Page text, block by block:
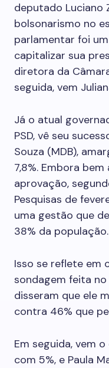
deputado Luciano
bolsonarismo no
parlamentar foi
capitalizar sua
diretora da
seguida, vem
Já o atual
PSD, vê seu
Souza (MDB),
7,8%. Embora
aprovação,
Pesquisas de
uma gestão que
38% da população.
Isso se reflete em
sondagem feita
disseram que ele
contra 46% que
Em seguida, vem
com 5%, e Paula